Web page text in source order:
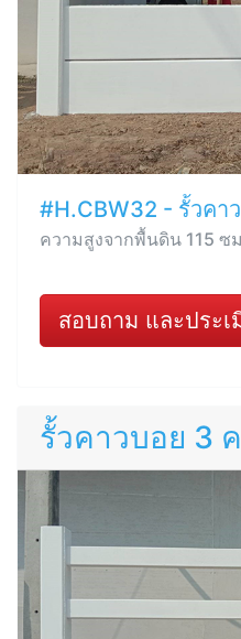
#H.CBW32 - รั้วคา
ความสูงจากพื้นดิน 115 ซม
สอบถาม และประเ
รั้วคาวบอย 3